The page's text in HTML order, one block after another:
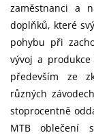
zaměstnanci a
doplňků, které
pohybu při
vývoj a
především ze
různých
stoprocentně
MTB oblečení